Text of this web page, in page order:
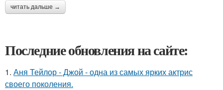
читать дальше →
Последние обновления на сайте:
1. Аня Тейлор - Джой - одна из самых ярких актрис
своего поколения.